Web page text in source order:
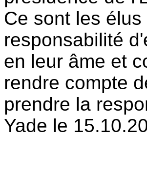
Ce sont les
responsabilité
en leur âme et
rendre compte
prendre la
Yade le